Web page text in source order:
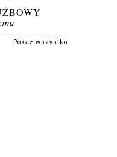
Pokaż wszystko